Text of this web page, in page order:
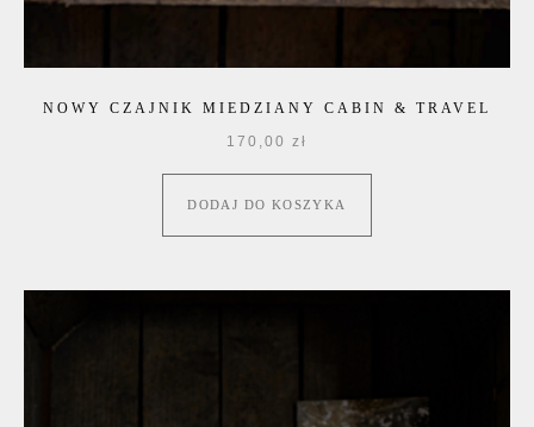
NOWY CZAJNIK MIEDZIANY CABIN & TRAVEL
170,00 zł
DODAJ DO KOSZYKA